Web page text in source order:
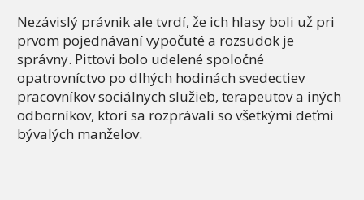
Nezávislý právnik ale tvrdí, že ich hlasy boli už pri
prvom pojednávaní vypočuté a rozsudok je
správny. Pittovi bolo udelené spoločné
opatrovníctvo po dlhých hodinách svedectiev
pracovníkov sociálnych služieb, terapeutov a iných
odborníkov, ktorí sa rozprávali so všetkými deťmi
bývalých manželov.